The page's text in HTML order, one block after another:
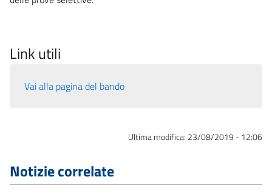
Link utili
Vai alla pagina del bando
Ultima modifica: 23/08/2019 - 12:06
Notizie correlate